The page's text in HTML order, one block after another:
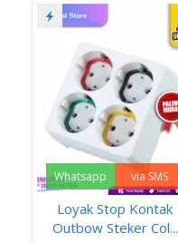
Whatsapp via SMS
Loyak Stop Kontak
Outbow Steker Col...